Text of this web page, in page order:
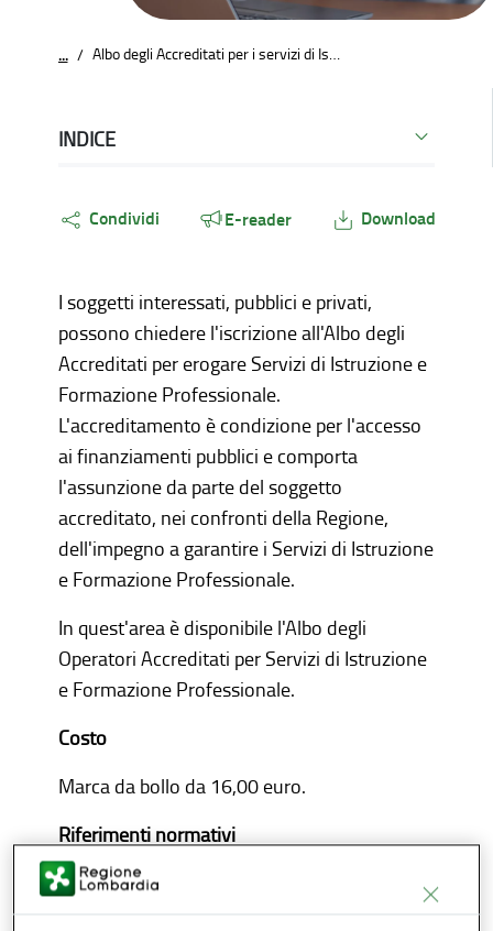
... / Albo degli Accreditati per i servizi di Istruzione e Formazione Professionale
INDICE
Condividi E-reader Download
I soggetti interessati, pubblici e privati,
possono chiedere l'iscrizione all'Albo degli
Accreditati per erogare Servizi di Istruzione e
Formazione Professionale.
L'accreditamento è condizione per l'accesso
ai finanziamenti pubblici e comporta
l'assunzione da parte del soggetto
accreditato, nei confronti della Regione,
dell'impegno a garantire i Servizi di Istruzione
e Formazione Professionale.
In quest'area è disponibile l'Albo degli
Operatori Accreditati per Servizi di Istruzione
e Formazione Professionale.
Costo
Marca da bollo da 16,00 euro.
Riferimenti normativi
L.R. 6 agosto 2007, n. 19 "Norme sul
sistema educativo di istruzione e